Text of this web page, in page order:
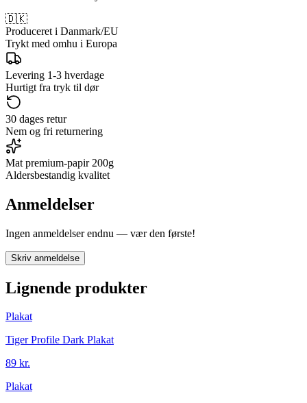
🇩🇰
Produceret i Danmark/EU
Trykt med omhu i Europa
Levering 1-3 hverdage
Hurtigt fra tryk til dør
30 dages retur
Nem og fri returnering
Mat premium-papir 200g
Aldersbestandig kvalitet
Anmeldelser
Ingen anmeldelser endnu — vær den første!
Skriv anmeldelse
Lignende produkter
Plakat
Tiger Profile Dark Plakat
89 kr.
Plakat